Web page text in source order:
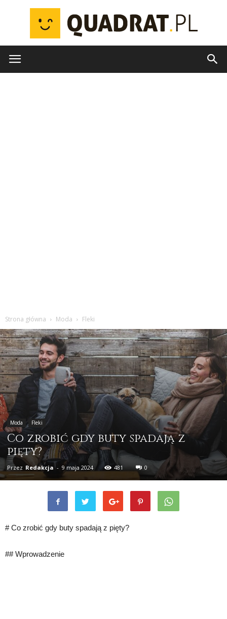
Strona główna Moda Fleki
Moda Fleki
Co zrobić gdy buty spadają z
pięty?
Przez Redakcja - 9 maja 2024 481 0
# Co zrobić gdy buty spadają z pięty?
## Wprowadzenie